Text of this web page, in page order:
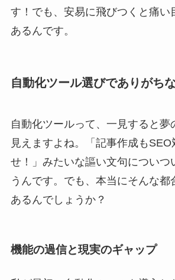
す！でも、安易に飛びつくと痛い
あるんです。
自動化ツール選びでありがち
自動化ツールって、一見すると夢
見えますよね。「記事作成も
せ！」みたいな謳い文句についつ
うんです。でも、本当にそんな都
あるんでしょうか？
機能の過信と現実のギャップ